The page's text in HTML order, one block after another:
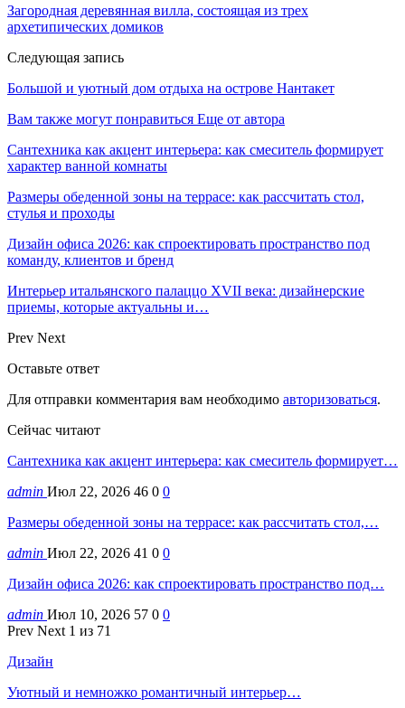
Загородная деревянная вилла, состоящая из трех
архетипических домиков
Следующая запись
Большой и уютный дом отдыха на острове Нантакет
Вам также могут понравиться Еще от автора
Сантехника как акцент интерьера: как смеситель формирует
характер ванной комнаты
Размеры обеденной зоны на террасе: как рассчитать стол,
стулья и проходы
Дизайн офиса 2026: как спроектировать пространство под
команду, клиентов и бренд
Интерьер итальянского палаццо XVII века: дизайнерские
приемы, которые актуальны и…
Prev Next
Оставьте ответ
Для отправки комментария вам необходимо авторизоваться.
Сейчас читают
Сантехника как акцент интерьера: как смеситель формирует…
admin Июл 22, 2026 46 0 0
Размеры обеденной зоны на террасе: как рассчитать стол,…
admin Июл 22, 2026 41 0 0
Дизайн офиса 2026: как спроектировать пространство под…
admin Июл 10, 2026 57 0 0
Prev Next 1 из 71
Дизайн
Уютный и немножко романтичный интерьер…